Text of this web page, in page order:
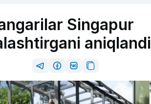
Singapur
aniqlandi